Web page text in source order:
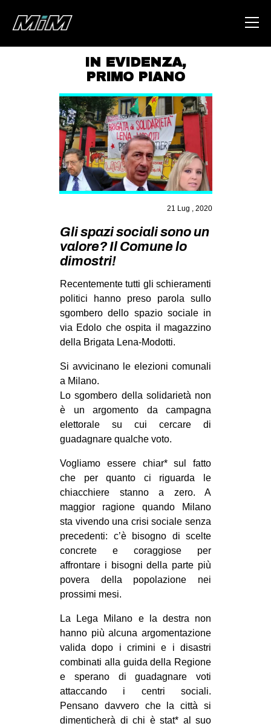
HOME
ABOUT
AREA
DEGENERAZIONE
GAZA FREESTYLE
CSOA LAMBRETTA
STUDENTI TSUNAMI
ZAM
MILANO
MOBILITAZIONI
SPAZI
SPORT POPOLARE
MOVIMENTI
ANTIFASCISMO
DIRITTO ALL’ABITARE
MIGRAZIONI
PRECARIATO
REPRESSIONE
STUDENTI
CULTURE
ARTE
CINEMA
MANIFESTI
MUSICA
RECENSIONI
INTERNAZIONALE
AFRICA
AMERICHE
IN EVIDENZA,
PRIMO PIANO
21 Lug , 2020
Gli spazi sociali sono un
valore? Il Comune lo
dimostri!
Recentemente tutti gli schieramenti
politici hanno preso parola sullo
sgombero dello spazio sociale in
via Edolo che ospita il magazzino
della Brigata Lena-Modotti.
Si avvicinano le elezioni comunali
a Milano.
Lo sgombero della solidarietà non
è un argomento da campagna
elettorale su cui cercare di
guadagnare qualche voto.
Vogliamo essere chiar* sul fatto
che per quanto ci riguarda le
chiacchiere stanno a zero. A
maggior ragione quando Milano
sta vivendo una crisi sociale senza
precedenti: c’è bisogno di scelte
concrete e coraggiose per
affrontare i bisogni della parte più
povera della popolazione nei
prossimi mesi.
La Lega Milano e la destra non
hanno più alcuna argomentazione
valida dopo i crimini e i disastri
combinati alla guida della Regione
e sperano di guadagnare voti
attaccando i centri sociali.
Pensano davvero che la città si
dimenticherà di chi è stat* al suo